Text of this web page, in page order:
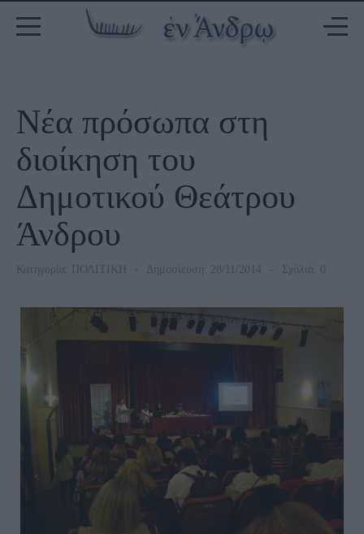
Νέα πρόσωπα στη
διοίκηση του
Δημοτικού Θεάτρου
Άνδρου
Κατηγορία: ΠΟΛΙΤΙΚΗ Δημοσίευση: 28/11/2014 Σχόλια: 0